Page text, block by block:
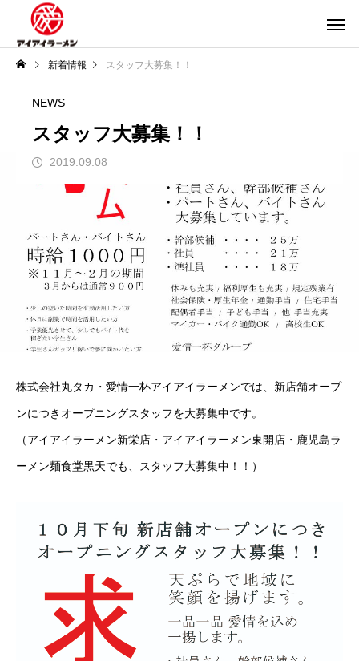
新着情報 スタッフ大募集！！
NEWS
スタッフ大募集！！
2019.09.08
株式会社丸タカ・愛情一杯アイアイラーメンでは、新店舗オープ
ンにつきオープニングスタッフを大募集中です。
（アイアイラーメン新栄店・アイアイラーメン東開店・鹿児島ラ
ーメン麺食堂黒天でも、スタッフ大募集中！！）